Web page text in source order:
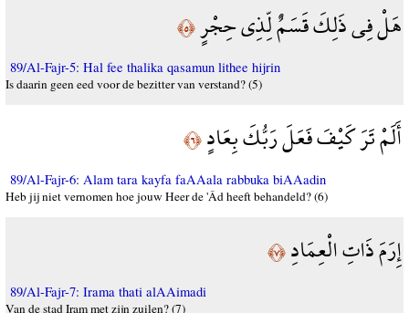
هَلْ فِي ذَلِكَ قَسَمٌ لِّذِي حِجْرٍ﴿٥﴾
89/Al-Fajr-5: Hal fee thalika qasamun lithee hijrin
Is daarin geen eed voor de bezitter van verstand? (5)
أَلَمْ تَرَ كَيْفَ فَعَلَ رَبُّكَ بِعَادٍ﴿٦﴾
89/Al-Fajr-6: Alam tara kayfa faAAala rabbuka biAAadin
Heb jij niet vernomen hoe jouw Heer de 'Âd heeft behandeld? (6)
إِرَمَ ذَاتِ الْعِمَادِ﴿٧﴾
89/Al-Fajr-7: Irama thati alAAimadi
Van de stad Iram met zijn zuilen? (7)